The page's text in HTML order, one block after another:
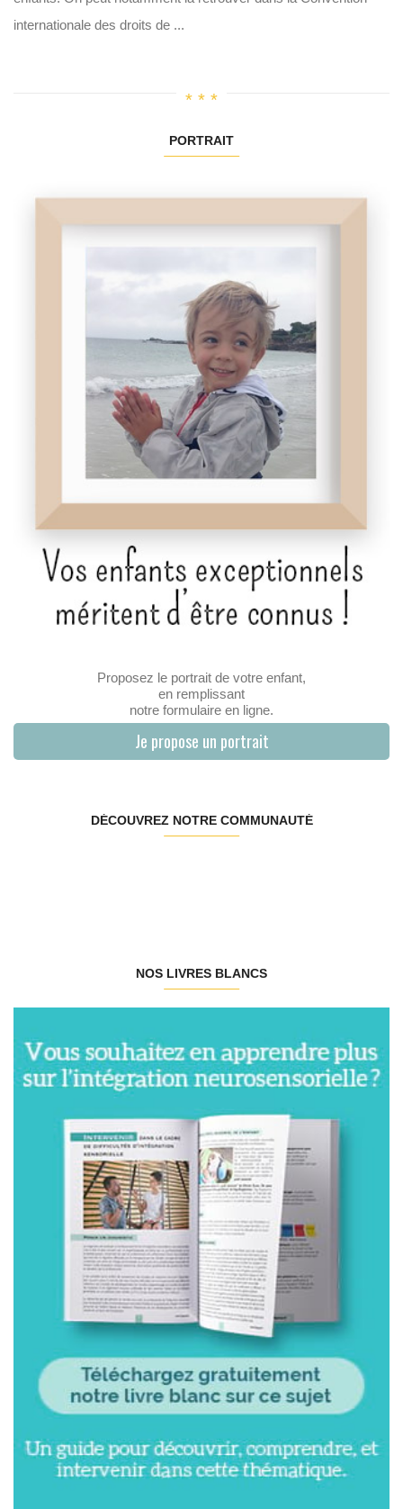
internationale des droits de ...
PORTRAIT
Proposez le portrait de votre enfant,
en remplissant
notre formulaire en ligne.
Je propose un portrait
DÉCOUVREZ NOTRE COMMUNAUTÉ
NOS LIVRES BLANCS